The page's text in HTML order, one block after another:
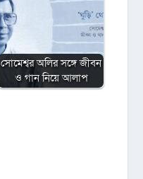
সোমেশ্বর অলির সঙ্গে জীবন
ও গান নিয়ে আলাপ